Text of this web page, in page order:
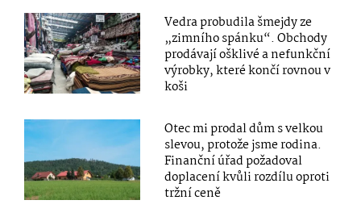
Vedra probudila šmejdy ze
„zimního spánku“. Obchody
prodávají ošklivé a nefunkční
výrobky, které končí rovnou v
koši
Otec mi prodal dům s velkou
slevou, protože jsme rodina.
Finanční úřad požadoval
doplacení kvůli rozdílu oproti
tržní ceně